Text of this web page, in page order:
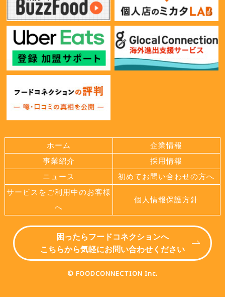
ホーム
企業情報
事業紹介
採用情報
ニュース
初めてお問い合わせの方へ
サービスをご利用中のお客様
へ
個人情報保護方針
困ったらフードコネクションへ
こちらから気軽にお問い合わせください
© FOODCONNECTION Inc.